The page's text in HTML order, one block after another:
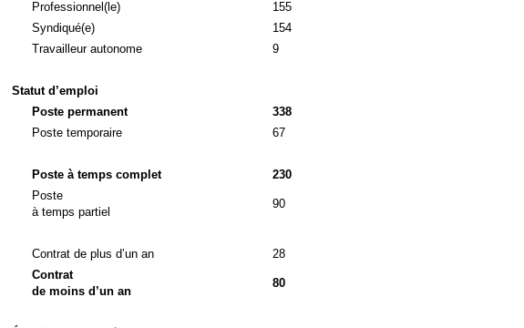
Professionnel(le)
155
Syndiqué(e)
154
Travailleur autonome
9
Statut d’emploi
Poste permanent
338
Poste temporaire
67
Poste à temps complet
230
Poste
à temps partiel
90
Contrat de plus d’un an
28
Contrat
de moins d’un an
80